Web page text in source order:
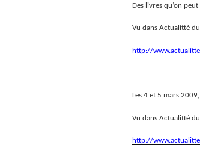
Des livres qu’on
Vu dans Actualitté
http://
Les 4 et 5 mars
Vu dans Actualitté
http://